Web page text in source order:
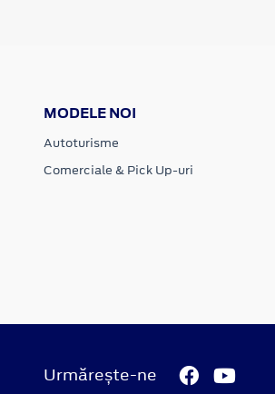
MODELE NOI
Autoturisme
Comerciale & Pick Up-uri
Urmărește-ne